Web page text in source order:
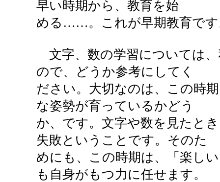
早い時期から、教育を始
める……。これが早期教育で
文字、数の学習については
ので、どうか参考にしてく
ださい。大切なのは、この時
な姿勢が育っているかどう
か、です。文字や数を見たと
失敗ということです。そのた
めにも、この時期は、「楽し
も自身がもつ力に任せます。